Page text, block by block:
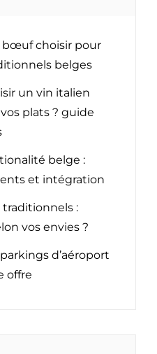
bœuf choisir pour
belges
un vin italien
plats ? guide
belge :
et intégration
:
vos envies ?
d’aéroport
offre